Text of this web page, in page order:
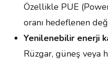
Özellikle PUE
oranı hedeflenen
Yenilenebilir enerji
Rüzgar, güneş veya